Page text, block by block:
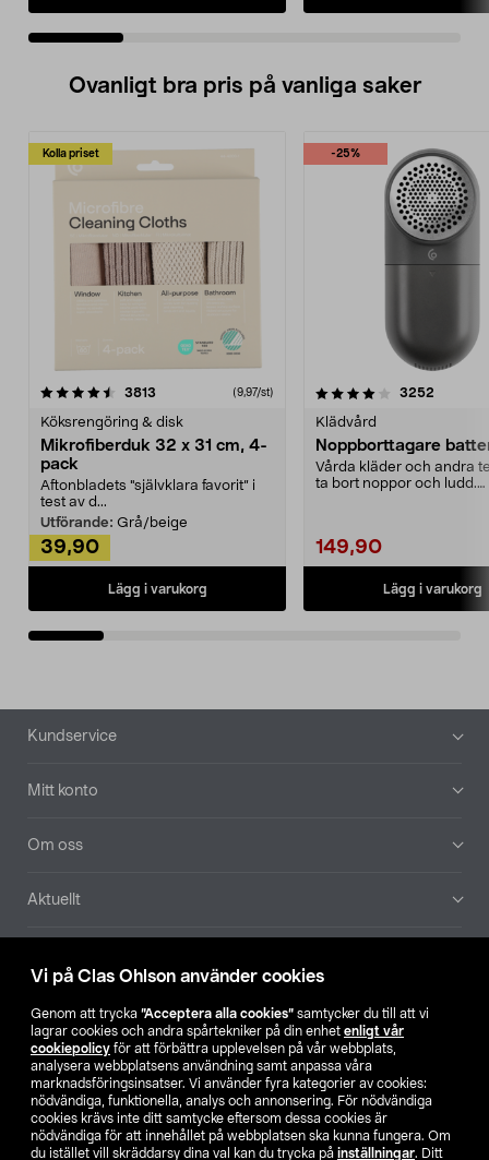
Vi på Clas Ohlson använder cookies
Genom att trycka ”Acceptera alla cookies” samtycker du till att vi
lagrar cookies och andra spårtekniker på din enhet enligt vår
cookiepolicy för att förbättra upplevelsen på vår webbplats,
analysera webbplatsens användning samt anpassa våra
marknadsföringsinsatser. Vi använder fyra kategorier av cookies:
nödvändiga, funktionella, analys och annonsering. För nödvändiga
cookies krävs inte ditt samtycke eftersom dessa cookies är
nödvändiga för att innehållet på webbplatsen ska kunna fungera. Om
du istället vill skräddarsy dina val kan du trycka på inställningar. Ditt
Ovanligt bra pris på vanliga saker
Kolla priset
3813 (9,97/st)
Köksrengöring & disk
Mikrofiberduk 32 x 31 cm, 4-
pack
Aftonbladets "självklara favorit” i
test av d...
Utförande: Grå/beige
39,90
Lägg i varukorg
-25%
4.0av 5 stjärnor 3252
Klädvård
Noppborttagare
Vårda kläder och andra
ta bort noppor och ludd.
149,90
Lägg i varukorg
4.5av 5 stjärnor
Sidfot
Kundservice
Mitt konto
Om oss
Aktuellt
Hitta butik
SE NO FI